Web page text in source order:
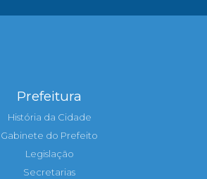
Prefeitura
História da Cidade
Gabinete do Prefeito
Legislação
Secretarias